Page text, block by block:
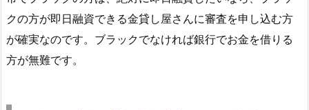
クの方が即日融資できる金貸し屋さんに審査を申し込む方
が確実なのです。ブラックでなければ銀行でお金を借りる
方が無難です。